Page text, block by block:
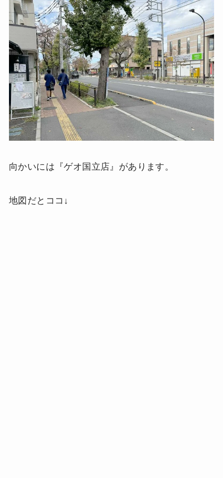
向かいには『ゲオ国立店』があります。
地図だとココ↓